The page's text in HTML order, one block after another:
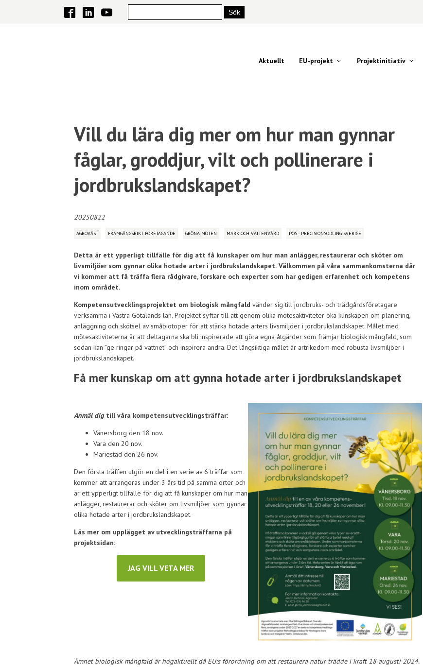
Aktuellt EU-projekt Projektinitiativ
Vill du lära dig mer om hur man gynnar
fåglar, groddjur, vilt och pollinerare i
jordbrukslandskapet?
20250822
AGROVÄST FRAMGÅNGSRIKT FÖRETAGANDE GRÖNA MÖTEN MARK OCH VATTENVÅRD POS - PRECISIONSODLING SVERIGE
Detta är ett ypperligt tillfälle för dig att få kunskaper om hur man anlägger, restaurerar och sköter om
livsmiljöer som gynnar olika hotade arter i jordbrukslandskapet. Välkommen på våra sammankomsterna där
vi kommer att få träffa flera rådgivare, forskare och experter som har gedigen erfarenhet och kompetens
inom området.
Kompetensutvecklingsprojektet om biologisk mångfald vänder sig till jordbruks- och trädgårdsföretagare
verksamma i Västra Götalands län. Projektet syftar till att genom olika mötesaktiviteter öka kunskapen om planering,
anläggning och skötsel av småbiotoper för att stärka hotade arters livsmiljöer i jordbrukslandskapet. Målet med
mötesaktiviteterna är att deltagarna ska bli inspirerade att göra egna åtgärder som främjar biologisk mångfald, som
sedan kan ”ge ringar på vattnet” och inspirera andra. Det långsiktiga målet är artrikedom med robusta livsmiljöer i
jordbrukslandskapet.
Få mer kunskap om att gynna hotade arter i jordbrukslandskapet
Anmäl dig till våra kompetensutvecklingsträffar:
Vänersborg den 18 nov.
Vara den 20 nov.
Mariestad den 26 nov.
Den första träffen utgör en del i en serie av 6 träffar som
kommer att arrangeras under 3 års tid på samma orter och
är ett ypperligt tillfälle för dig att få kunskaper om hur man
anlägger, restaurerar och sköter om livsmiljöer som gynnar
olika hotade arter i jordbrukslandskapet.
Läs mer om upplägget av utvecklingsträffarna på
projektsidan:
JAG VILL VETA MER
Ämnet biologisk mångfald är högaktuellt då EU:s förordning om att restaurera natur trädde i kraft 18 augusti 2024.